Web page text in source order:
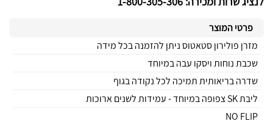
פרטי המוצר
מזרן פולירון סטאטוס ניתן להזמנה בכל מידה
שכבת נוחות ויסקו עבה במיוחד
שדרה בריאותית תמיכה לכל נקודה בגוף
ליבת SK צפופה במיוחד - עמידות לשנים ארוכות
NO FLIP